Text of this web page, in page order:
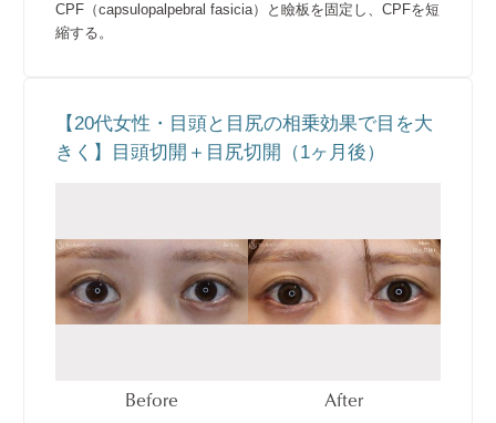
CPF（capsulopalpebral fasicia）と瞼板を固定し、CPFを短
縮する。
【20代女性・目頭と目尻の相乗効果で目を大
きく】目頭切開＋目尻切開（1ヶ月後）
Before After